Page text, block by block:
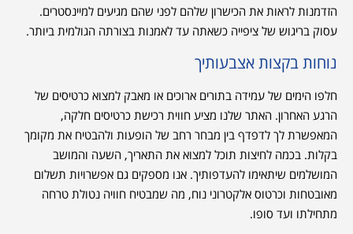
הזדמנות לראות את הכישרון שלהם לפני שהם מגיעים למיינסטרים.
עסוק בריגוש של ציפייה כשאתה עד לאמנות בצורתה הגולמית ביותר.
נוחות בקצות אצבעותיך
חלפו הימים של עמידה בתורים ארוכים או מאבק למצוא כרטיסים של
הרגע האחרון. האתר שלנו מציע חווית רכישת כרטיסים חלקה,
המאפשרת לך לדפדף בין מבחר רחב של הופעות ולהבטיח את מקומך
בקלות. בכמה לחיצות תוכל למצוא את התאריך, השעה והמושב
המושלמים שיתאימו להעדפותיך. אנו מספקים גם אפשרויות תשלום
מאובטחות וכרטוס אלקטרוני נוח, מה שמבטיח חוויה נטולת טרחה
מתחילתו ועד סופו.